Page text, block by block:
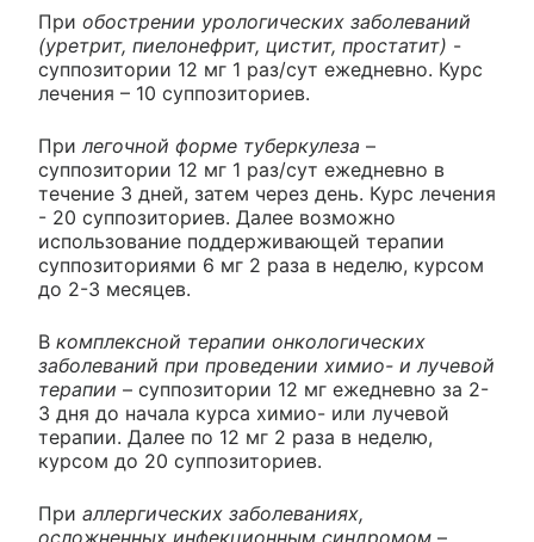
При обострении урологических заболеваний
(уретрит, пиелонефрит, цистит, простатит) -
суппозитории 12 мг 1 раз/сут ежедневно. Курс
лечения – 10 суппозиториев.
Прилегочной форме туберкулеза –
суппозитории 12 мг 1 раз/сут ежедневно в
течение 3 дней, затем через день. Курс лечения
- 20 суппозиториев. Далее возможно
использование поддерживающей терапии
суппозиториями 6 мг 2 раза в неделю, курсом
до 2-3 месяцев.
В комплексной терапии онкологических
заболеваний при проведении химио- и лучевой
терапии – суппозитории 12 мг ежедневно за 2-
3 дня до начала курса химио- или лучевой
терапии. Далее по 12 мг 2 раза в неделю,
курсом до 20 суппозиториев.
При аллергических заболеваниях,